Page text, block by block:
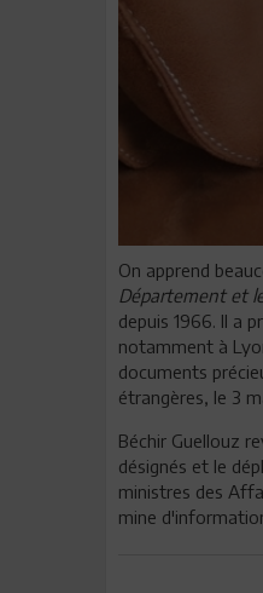
On apprend
Département et
depuis 1966. Il a
notamment à
documents
étrangères, le 3
Béchir Guellouz
désignés et le
ministres des
mine